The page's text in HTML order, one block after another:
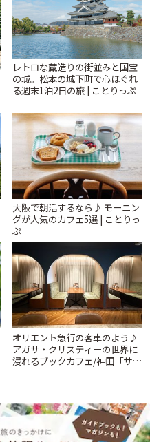
レトロな蔵造りの街並みと国宝
の城。松本の城下町で心ほぐれ
る週末1泊2日の旅 | ことりっぷ
大阪で朝活するなら♪ モーニン
グが人気のカフェ5選 | ことりっ
ぷ
オリエント急行の客車のよう♪
アガサ・クリスティーの世界に
浸れるブックカフェ/神田「サロ